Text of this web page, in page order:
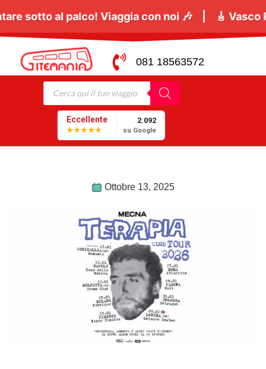
tutti a cantare sotto al palco! Viaggia con noi
081 18563572
Eccellente
★★★★★
2.092
su Google
Ottobre 13, 2025